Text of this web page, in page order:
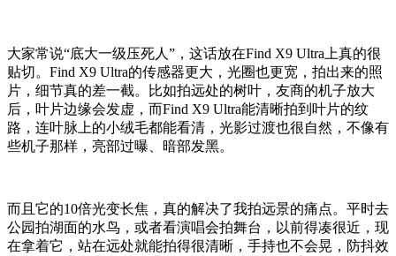
大家常说“底大一级压死人”，这话放在Find X9 Ultra上真的很
贴切。Find X9 Ultra的传感器更大，光圈也更宽，拍出来的照
片，细节真的差一截。比如拍远处的树叶，友商的机子放大
后，叶片边缘会发虚，而Find X9 Ultra能清晰拍到叶片的纹
路，连叶脉上的小绒毛都能看清，光影过渡也很自然，不像有
些机子那样，亮部过曝、暗部发黑。
而且它的10倍光变长焦，真的解决了我拍远景的痛点。平时去
公园拍湖面的水鸟，或者看演唱会拍舞台，以前得凑很近，现
在拿着它，站在远处就能拍得很清晰，手持也不会晃，防抖效